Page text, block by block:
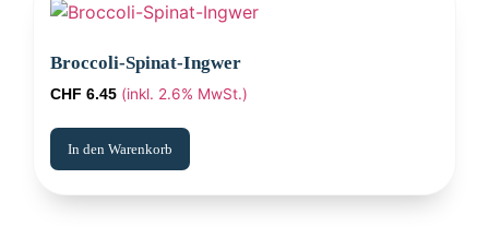
Broccoli-Spinat-Ingwer
CHF 6.45 (inkl. 2.6% MwSt.)
In den Warenkorb